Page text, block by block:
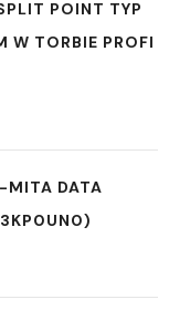
POINT TYP
TORBIE PROFI
MITA DATA